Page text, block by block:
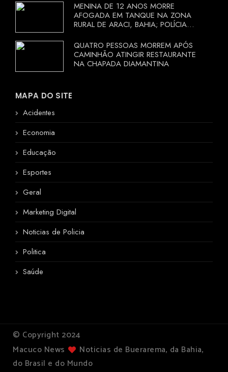
MENINA DE 12 ANOS MORRE
AFOGADA EM TANQUE NA ZONA
RURAL DE ARACI, BAHIA; POLÍCIA
QUATRO PESSOAS MORREM APÓS
CAMINHÃO ATINGIR RESTAURANTE
NA CHAPADA DIAMANTINA
MAPA DO SITE
Acidentes
Economia
Educação
Esportes
Geral
Marketing Digital
Noticias de Policia
Politica
Saúde
© Copyright 2024
Macuco News
Noticias de Buerarema, da Bahia,
do Brasil e do Mundo